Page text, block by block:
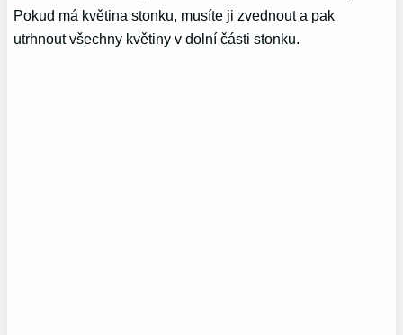
Pokud má květina stonku, musíte ji zvednout a pak
utrhnout všechny květiny v dolní části stonku.